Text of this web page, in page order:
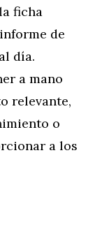
ficha
de
día.
a mano
relevante,
o
a los